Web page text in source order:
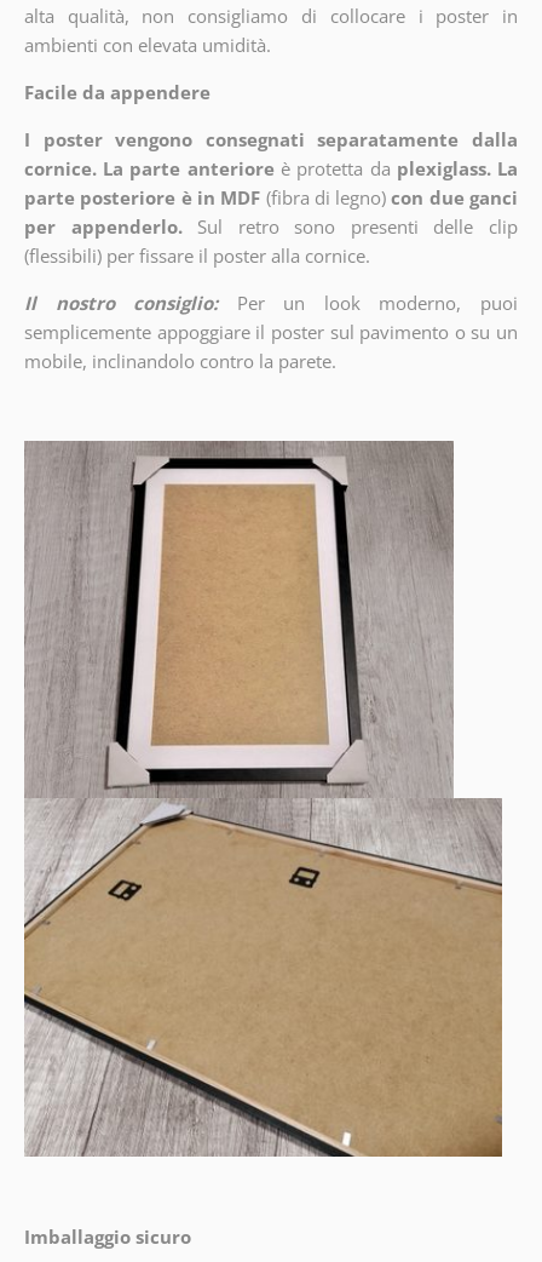
alta qualità, non consigliamo di collocare i poster in
ambienti con elevata umidità.
Facile da appendere
I poster vengono consegnati separatamente dalla
cornice. La parte anteriore è protetta da plexiglass. La
parte posteriore è in MDF (fibra di legno) con due ganci
per appenderlo.
Sul retro sono presenti delle clip
(flessibili) per fissare il poster alla cornice.
Il nostro consiglio:
Per un look moderno, puoi
semplicemente appoggiare il poster sul pavimento o su un
mobile, inclinandolo contro la parete.
Imballaggio sicuro